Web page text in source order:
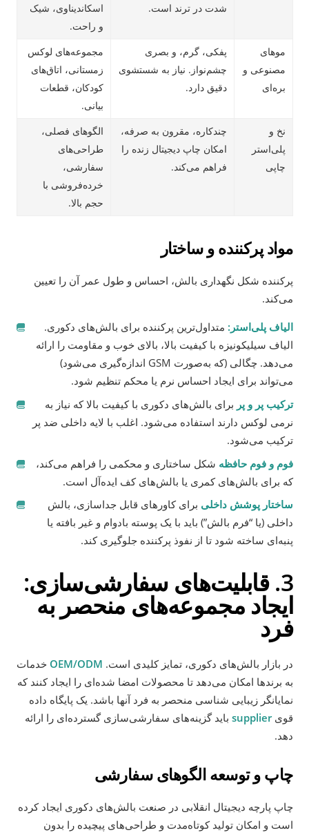
شدت در ترند است.
اسکاندیناوی، شیک
و راحت.
موهای
مصنوعی و
بره‌ای
پفکی، گرم، و بصری
چشم‌نواز. نیاز به شستشوی
دقیق دارد.
مجموعه‌های لوکس
زمستانی، اتاق‌های
کودکان، قطعات
بیانی.
نخ و
پلی‌استر
چاپی
چندکاره، مقرون به صرفه،
امکان چاپ دیجیتال زنده را
فراهم می‌کند.
الگوهای فصلی،
طراحی‌های
سفارشی،
خرده‌فروشی با
حجم بالا.
مواد پرکننده و ساختار
پرکننده شکل نگهداری بالش، احساس و طول عمر آن را تعیین
می‌کند.
الیاف پلی‌استر: متداول‌ترین پرکننده برای بالش‌های دکوری.
الیاف سیلیکونیزه با کیفیت بالا، بالای خوب و مقاومت را ارائه
می‌دهد. چگالی (که به‌صورت GSM اندازه‌گیری می‌شود)
می‌تواند برای ایجاد احساس نرم یا محکم تنظیم شود.
ترکیب پر و پر برای بالش‌های دکوری با کیفیت بالا که نیاز به
نرمی لوکس دارند استفاده می‌شود. اغلب با لایه داخلی ضد پر
ترکیب می‌شود.
فوم و فوم حافظه شکل ساختاری و محکمی را فراهم می‌کند،
که برای بالش‌های کمری یا بالش‌های کف ایده‌آل است.
ساختار پوشش داخلی برای کاورهای قابل جداسازی، بالش
داخلی (یا “فرم بالش”) باید با یک پوسته بادوام و غیر بافته یا
پنبه‌ای ساخته شود تا از نفوذ پرکننده جلوگیری کند.
3. قابلیت‌های سفارشی‌سازی:
ایجاد مجموعه‌های منحصر به
فرد
در بازار بالش‌های دکوری، تمایز کلیدی است. OEM/ODM خدمات
به برندها امکان می‌دهد تا محصولات امضا شده‌ای را ایجاد کنند که
نمایانگر زیبایی شناسی منحصر به فرد آنها باشد. یک پایگاه داده
قویsupplier باید گزینه‌های سفارشی‌سازی گسترده‌ای را ارائه
دهد.
چاپ و توسعه الگوهای سفارشی
چاپ پارچه دیجیتال انقلابی در صنعت بالش‌های دکوری ایجاد کرده
است و امکان تولید کوتاه‌مدت و طراحی‌های پیچیده را بدون